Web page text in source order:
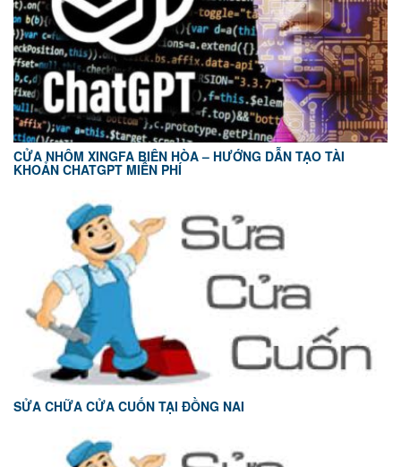
CỬA NHÔM XINGFA BIÊN HÒA – HƯỚNG DẪN TẠO TÀI
KHOẢN CHATGPT MIỄN PHÍ
SỬA CHỮA CỬA CUỐN TẠI ĐỒNG NAI